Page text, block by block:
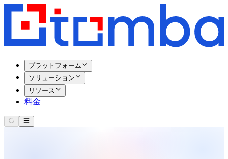
プラットフォーム
ソリューション
リソース
料金